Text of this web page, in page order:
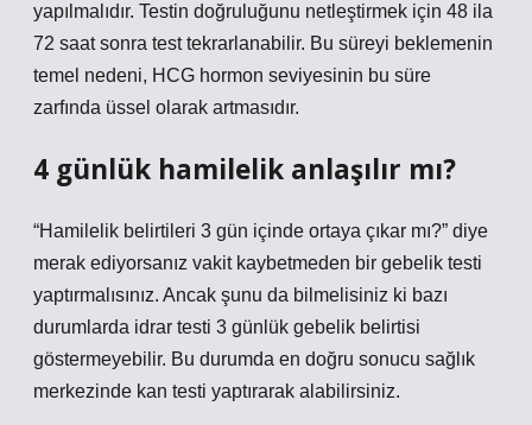
yapılmalıdır. Testin doğruluğunu netleştirmek için 48 ila
72 saat sonra test tekrarlanabilir. Bu süreyi beklemenin
temel nedeni, HCG hormon seviyesinin bu süre
zarfında üssel olarak artmasıdır.
4 günlük hamilelik anlaşılır mı?
“Hamilelik belirtileri 3 gün içinde ortaya çıkar mı?” diye
merak ediyorsanız vakit kaybetmeden bir gebelik testi
yaptırmalısınız. Ancak şunu da bilmelisiniz ki bazı
durumlarda idrar testi 3 günlük gebelik belirtisi
göstermeyebilir. Bu durumda en doğru sonucu sağlık
merkezinde kan testi yaptırarak alabilirsiniz.